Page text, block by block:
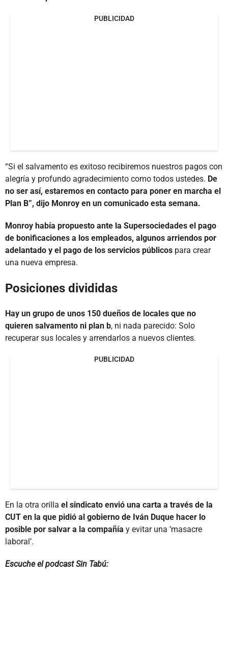
PUBLICIDAD
“Si el salvamento es exitoso recibiremos nuestros pagos con
alegría y profundo agradecimiento como todos ustedes. De
no ser así, estaremos en contacto para poner en marcha el
Plan B”, dijo Monroy en un comunicado esta semana.
Monroy había propuesto ante la Supersociedades el pago
de bonificaciones a los empleados, algunos arriendos por
adelantado y el pago de los servicios públicos para crear
una nueva empresa.
Posiciones divididas
Hay un grupo de unos 150 dueños de locales que no
quieren salvamento ni plan b, ni nada parecido: Solo
recuperar sus locales y arrendarlos a nuevos clientes.
PUBLICIDAD
En la otra orilla el sindicato envió una carta a través de la
CUT en la que pidió al gobierno de Iván Duque hacer lo
posible por salvar a la compañía y evitar una ‘masacre
laboral’.
Escuche el podcast Sin Tabú: